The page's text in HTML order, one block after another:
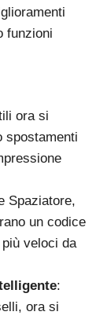
funzioni
ora si
spostamenti
Spaziatore,
un codice
veloci da
:
ora si